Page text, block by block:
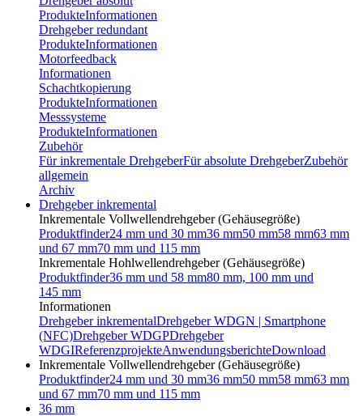
ProdukteInformationen
Drehgeber redundant
ProdukteInformationen
Motorfeedback
Informationen
Schachtkopierung
ProdukteInformationen
Messsysteme
ProdukteInformationen
Zubehör
Für inkrementale DrehgeberFür absolute DrehgeberZubehör
allgemein
Archiv
Drehgeber inkremental
Inkrementale Vollwellendrehgeber (Gehäusegröße)
Produktfinder24 mm und 30 mm36 mm50 mm58 mm63 mm
und 67 mm70 mm und 115 mm
Inkrementale Hohlwellendrehgeber (Gehäusegröße)
Produktfinder36 mm und 58 mm80 mm, 100 mm und
145 mm
Informationen
Drehgeber inkrementalDrehgeber WDGN | Smartphone
(NFC)Drehgeber WDGPDrehgeber
WDGIReferenzprojekteAnwendungsberichteDownload
Inkrementale Vollwellendrehgeber (Gehäusegröße)
Produktfinder24 mm und 30 mm36 mm50 mm58 mm63 mm
und 67 mm70 mm und 115 mm
36 mm